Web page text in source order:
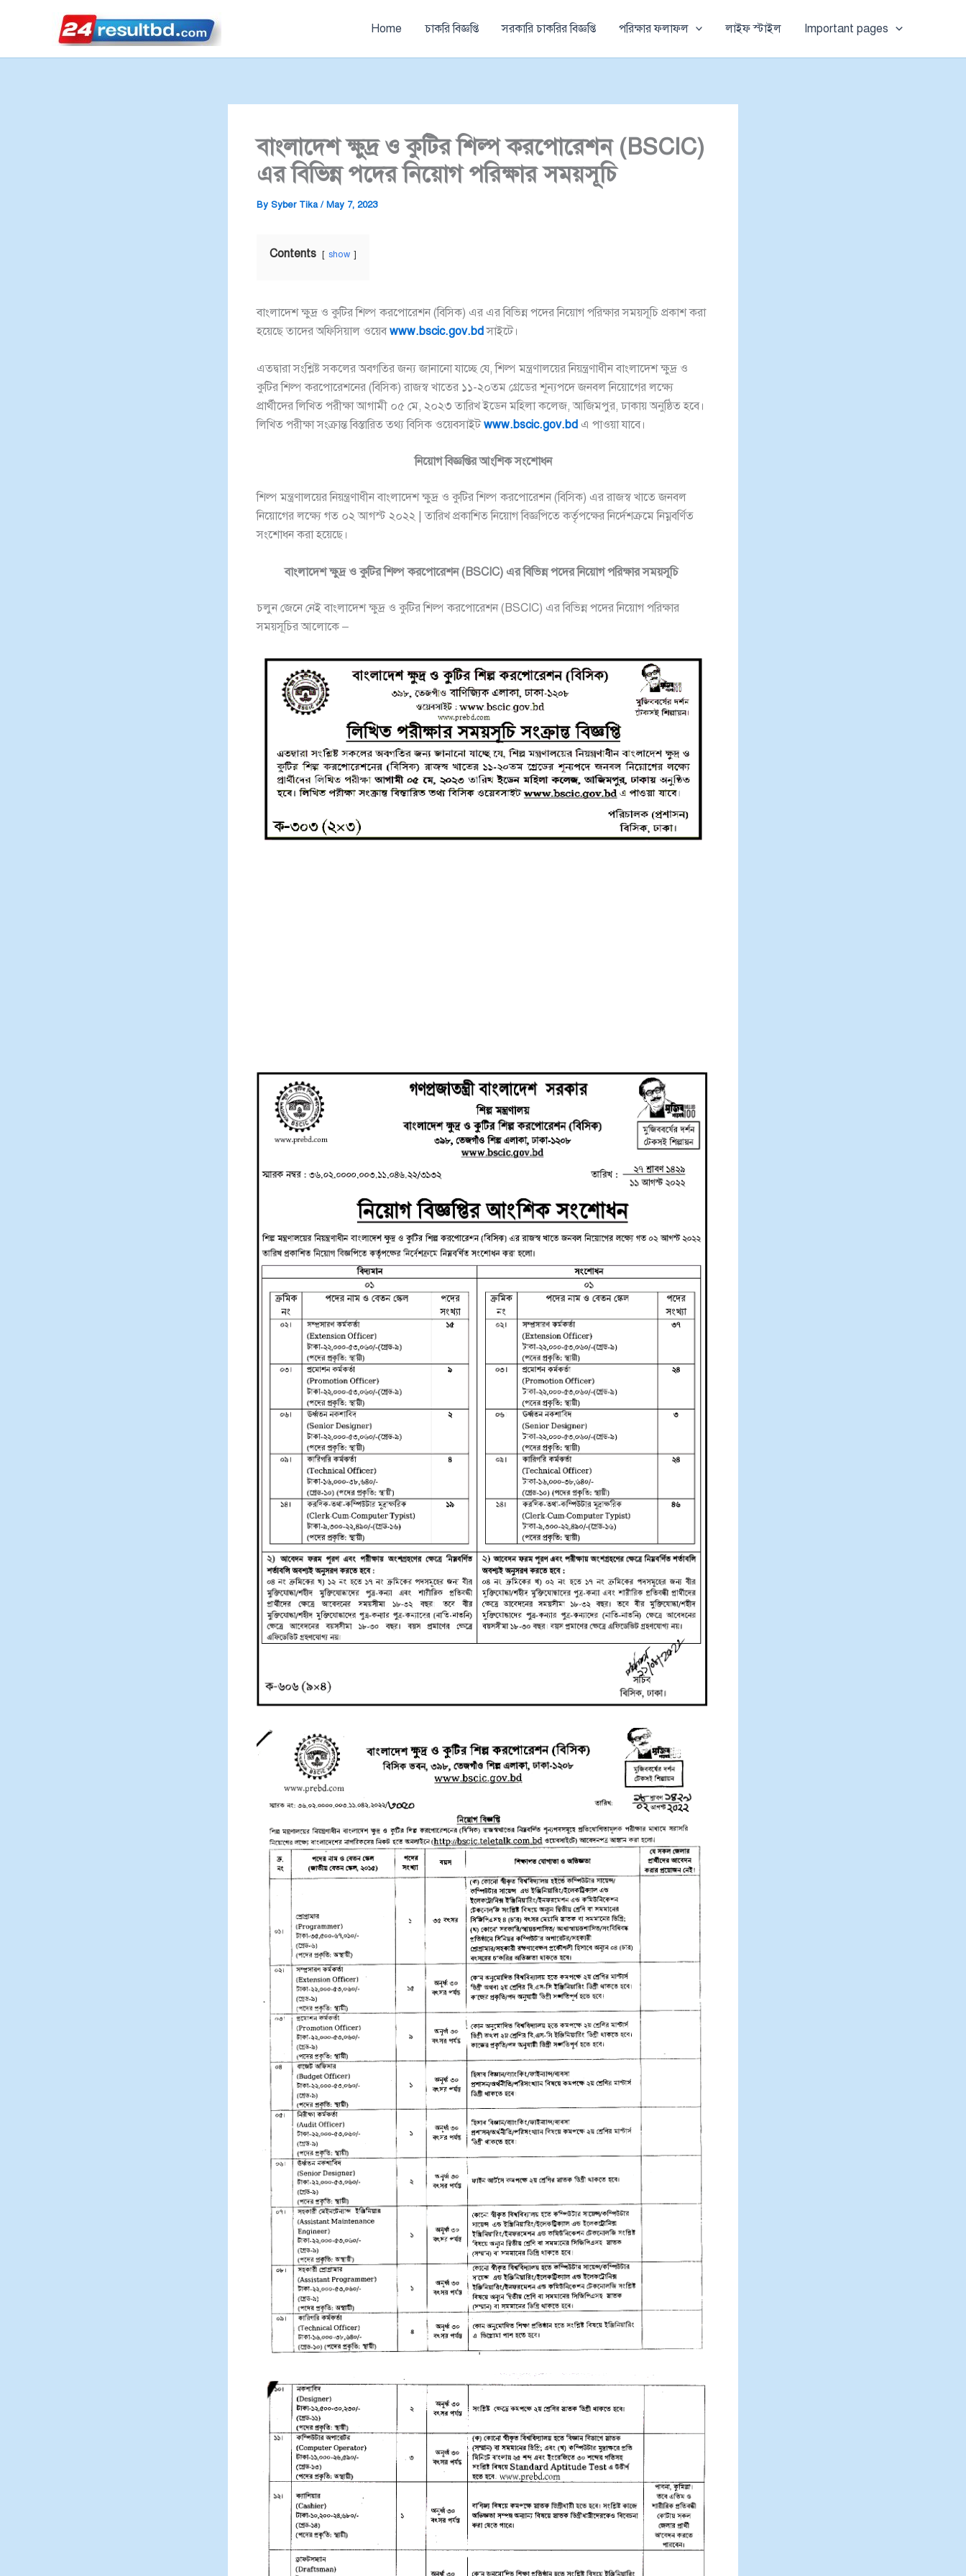
Home চাকরি বিজ্ঞপ্তি সরকারি চাকরির বিজ্ঞপ্তি পরিক্ষার ফলাফল লাইফ স্টাইল Important pages
বাংলাদেশ ক্ষুদ্র ও কুটির শিল্প করপোরেশন (BSCIC)
এর বিভিন্ন পদের নিয়োগ পরিক্ষার সময়সূচি
By Syber Tika/ May 7, 2023
Contents show
বাংলাদেশ ক্ষুদ্র ও কুটির শিল্প করপোরেশন (বিসিক) এর এর বিভিন্ন পদের নিয়োগ পরিক্ষার সময়সূচি প্রকাশ করা
হয়েছে তাদের অফিসিয়াল ওয়েবwww.bscic.gov.bdসাইটে।
এতদ্বারা সংশ্লিষ্ট সকলের অবগতির জন্য জানানো যাচ্ছে যে, শিল্প মন্ত্রণালয়ের নিয়ন্ত্রণাধীন বাংলাদেশ ক্ষুদ্র ও
কুটির শিল্প করপোরেশনের (বিসিক) রাজস্ব খাতের ১১-২০তম গ্রেডের শূন্যপদে জনবল নিয়োগের লক্ষ্যে
প্রার্থীদের লিখিত পরীক্ষা আগামী ০৫ মে, ২০২৩ তারিখ ইডেন মহিলা কলেজ, আজিমপুর, ঢাকায় অনুষ্ঠিত হবে।
লিখিত পরীক্ষা সংক্রান্ত বিস্তারিত তথ্য বিসিক ওয়েবসাইটwww.bscic.gov.bd এ পাওয়া যাবে।
নিয়োগ বিজ্ঞপ্তির আংশিক সংশোধন
শিল্প মন্ত্রণালয়ের নিয়ন্ত্রণাধীন বাংলাদেশ ক্ষুদ্র ও কুটির শিল্প করপোরেশন (বিসিক) এর রাজস্ব খাতে জনবল
নিয়োগের লক্ষ্যে গত ০২ আগস্ট ২০২২ | তারিখ প্রকাশিত নিয়োগ বিজ্ঞপিতে কর্তৃপক্ষের নির্দেশক্রমে নিম্নবর্ণিত
সংশোধন করা হয়েছে।
বাংলাদেশ ক্ষুদ্র ও কুটির শিল্প করপোরেশন (BSCIC) এর বিভিন্ন পদের নিয়োগ পরিক্ষার সময়সূচি
চলুন জেনে নেই বাংলাদেশ ক্ষুদ্র ও কুটির শিল্প করপোরেশন (BSCIC) এর বিভিন্ন পদের নিয়োগ পরিক্ষার
সময়সূচির আলোকে –